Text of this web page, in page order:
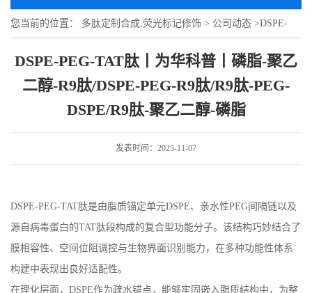
您当前的位置： 多肽定制合成,荧光标记修饰 > 公司动态 >DSPE-
PEG-TAT肽丨为华科普丨磷脂-聚乙二醇-R9肽/DSPE-PEG-R9肽/R9
肽-PEG-DSPE/R9肽-聚乙二醇-磷脂
DSPE-PEG-TAT肽丨为华科普丨磷脂-聚乙
二醇-R9肽/DSPE-PEG-R9肽/R9肽-PEG-
DSPE/R9肽-聚乙二醇-磷脂
发表时间：2025-11-07
DSPE-PEG-TAT肽是由脂质锚定单元DSPE、亲水性PEG间隔链以及
源自病毒蛋白的TAT肽段构成的复合型功能分子。该结构巧妙结合了
膜相容性、空间位阻调控与生物界面识别能力，在多种功能性体系
构建中表现出良好适配性。
在理化层面， DSPE作为疏水锚点，能够牢固嵌入脂质结构中，为整